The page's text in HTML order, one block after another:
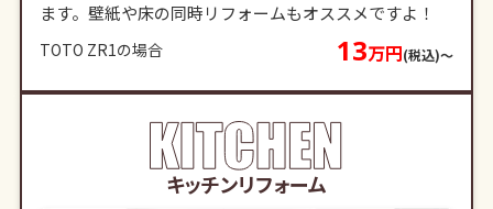
ます。壁紙や床の同時リフォームもオススメですよ！
TOTO ZR1の場合 13万円(税込)〜
キッチンリフォーム